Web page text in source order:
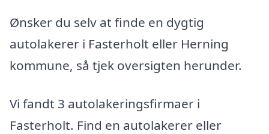
Ønsker du selv at finde en dygtig
autolakerer i Fasterholt eller Herning
kommune, så tjek oversigten herunder.
Vi fandt 3 autolakeringsfirmaer i
Fasterholt. Find en autolakerer eller